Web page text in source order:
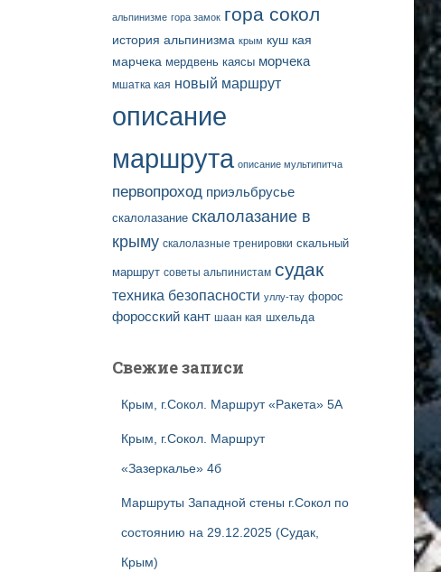
альпинизме гора замок гора сокол
история альпинизма крым куш кая
марчека мердвень каясы морчека
мшатка кая новый маршрут
описание
маршрута описание мультипитча
первопроход приэльбрусье
скалолазание скалолазание в
крыму скалолазные тренировки скальный
маршрут советы альпинистам судак
техника безопасности уллу-тау форос
форосский кант шаан кая шхельда
Свежие записи
Крым, г.Сокол. Маршрут «Ракета» 5А
Крым, г.Сокол. Маршрут
«Зазеркалье» 4б
Маршруты Западной стены г.Сокол по
состоянию на 29.12.2025 (Судак,
Крым)